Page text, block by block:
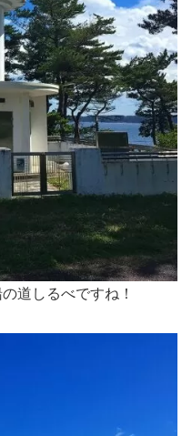
道しるべですね！‎